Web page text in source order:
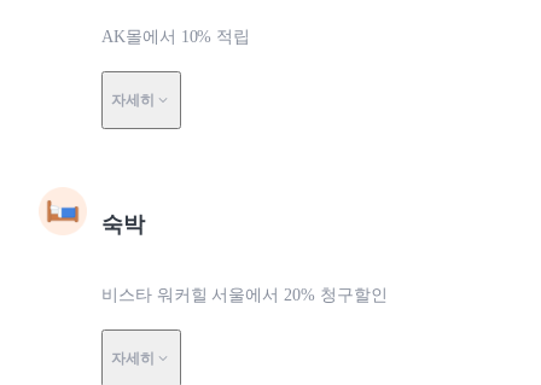
AK몰에서 10% 적립
자세히
숙박
비스타 워커힐 서울에서 20% 청구할인
자세히